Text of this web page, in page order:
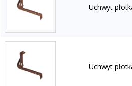
Uchwyt
Uchwyt